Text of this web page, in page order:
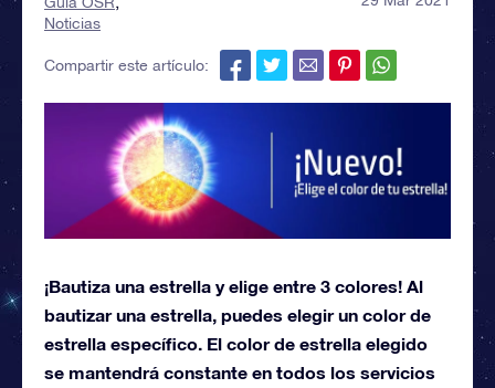
Noticias
Compartir este artículo:
¡Bautiza una estrella y elige entre 3 colores! Al
bautizar una estrella, puedes elegir un color de
estrella específico. El color de estrella elegido
se mantendrá constante en todos los servicios